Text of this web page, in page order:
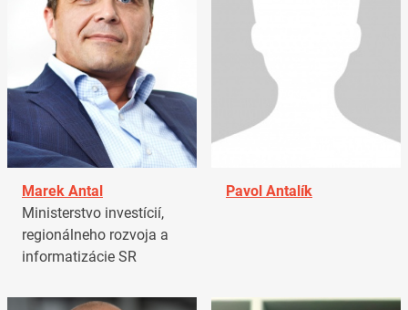
Marek Antal
Ministerstvo investícií,
regionálneho rozvoja a
informatizácie SR
Pavol Antalík